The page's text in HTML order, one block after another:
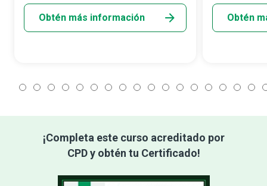
Obtén más información Obtén
¡Completa este curso acreditado por
CPD y obtén tu Certificado!